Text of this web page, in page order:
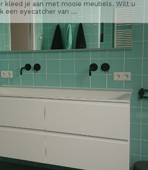
kleed je aan met mooie meubels. Wilt u
een eyecatcher van ...